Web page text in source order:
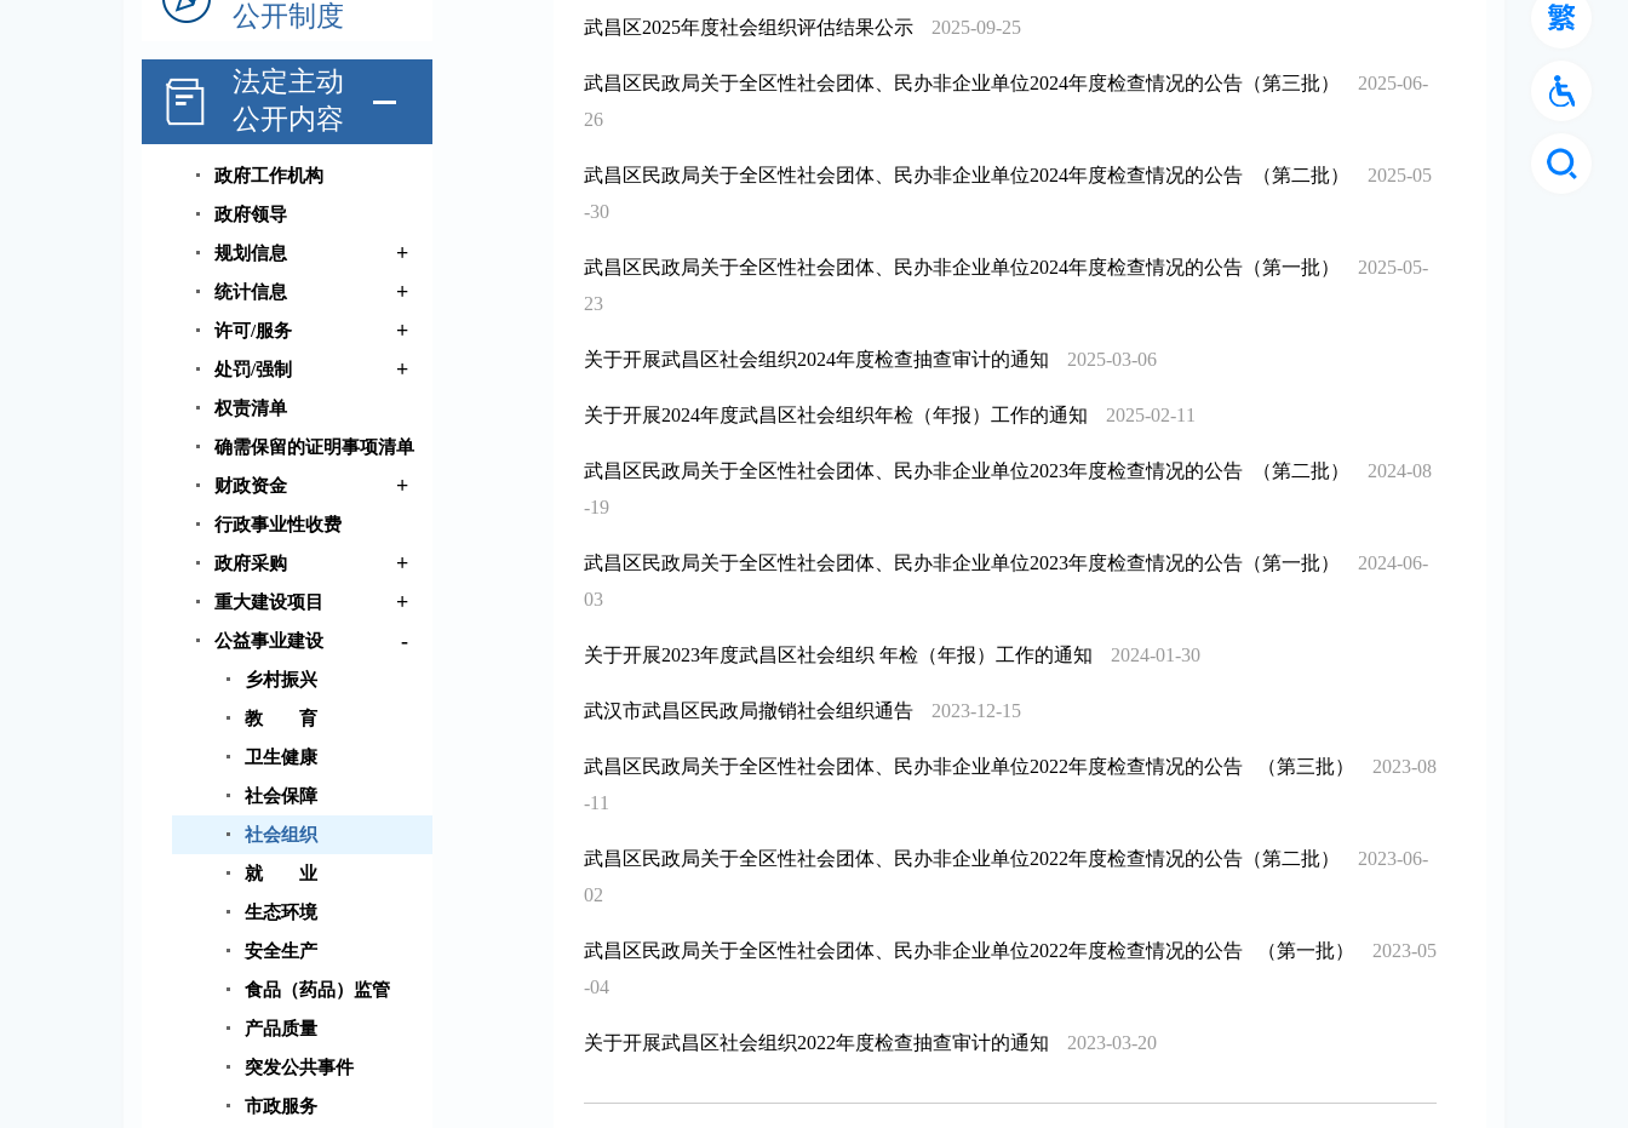
公开制度
法定主动
公开内容
政府工作机构
政府领导
规划信息
+
统计信息 +
许可/服务 +
处罚/强制 +
权责清单
确需保留的证明事项清单
财政资金
+
行政事业性收费
政府采购
+
重大建设项目 +
公益事业建设 -
乡村振兴
教 育
卫生健康
社会保障
社会组织
就 业
生态环境
安全生产
食品（药品）监管
产品质量
突发公共事件
市政服务
武昌区2025年度社会组织评估结果公示 2025-09-25
武昌区民政局关于全区性社会团体、民办非企业单位2024年度检查情况的公告（第三批）
2025-06-
26
武昌区民政局关于全区性社会团体、民办非企业单位2024年度检查情况的公告 （第二批）
2025-05
-30
武昌区民政局关于全区性社会团体、民办非企业单位2024年度检查情况的公告（第一批）
2025-05-
23
关于开展武昌区社会组织2024年度检查抽查审计的通知 2025-03-06
关于开展2024年度武昌区社会组织年检（年报）工作的通知 2025-02-11
武昌区民政局关于全区性社会团体、民办非企业单位2023年度检查情况的公告 （第二批）
2024-08
-19
武昌区民政局关于全区性社会团体、民办非企业单位2023年度检查情况的公告（第一批）
2024-06-
03
关于开展2023年度武昌区社会组织 年检（年报）工作的通知 2024-01-30
武汉市武昌区民政局撤销社会组织通告 2023-12-15
武昌区民政局关于全区性社会团体、民办非企业单位2022年度检查情况的公告 （第三批）
2023-08
-11
武昌区民政局关于全区性社会团体、民办非企业单位2022年度检查情况的公告（第二批）
2023-06-
02
武昌区民政局关于全区性社会团体、民办非企业单位2022年度检查情况的公告 （第一批）
2023-05
-04
关于开展武昌区社会组织2022年度检查抽查审计的通知 2023-03-20